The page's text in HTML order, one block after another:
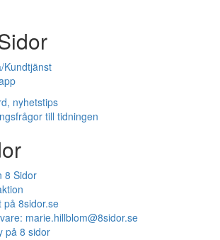
Kundtjänst
nyhetstips
till tidningen
8 Sidor
på 8sidor.se
marie.hillblom@8sidor.se
på 8 sidor